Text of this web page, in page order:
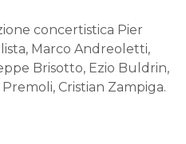
concertistica Pier
Marco Andreoletti,
Brisotto, Ezio Buldrin,
Cristian Zampiga.